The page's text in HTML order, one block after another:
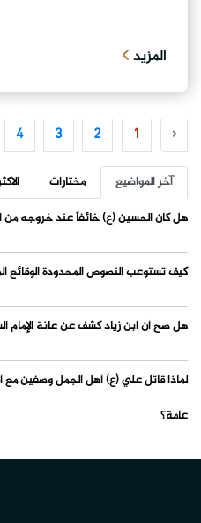
المزيد
‹
1
2
3
4
آخر المواضيع مختارات
هل كان الحسين (ع) خائفاً عند خروجه من
كيف تستوعب النصوص المحدودة الوقائع
هل صح أن ابن زياد كشف عن عانة الإمام
لماذا قاتل علي (ع) أهل الجمل وصفين مع
عامة؟